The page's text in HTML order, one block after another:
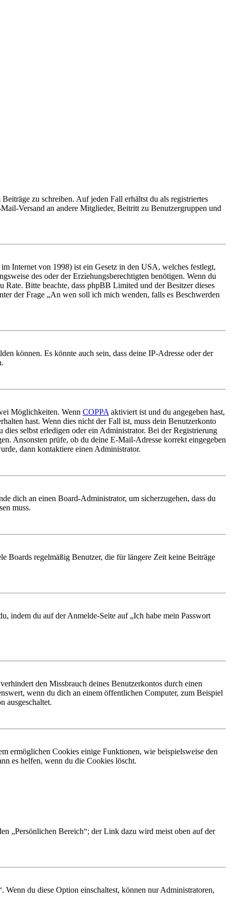
zu schreiben. Auf jeden Fall erhältst du als registriertes
Versand an andere Mitglieder, Beitritt zu Benutzergruppen und
Internet von 1998) ist ein Gesetz in den USA, welches festlegt,
des oder der Erziehungsberechtigten benötigen. Wenn du
Bitte beachte, dass phpBB Limited und der Besitzer dieses
der Frage „An wen soll ich mich wenden, falls es Beschwerden
können. Es könnte auch sein, dass deine IP-Adresse oder der
Möglichkeiten. Wenn COPPA aktiviert ist und du angegeben hast,
hast. Wenn dies nicht der Fall ist, muss dein Benutzerkonto
selbst erledigen oder ein Administrator. Bei der Registrierung
Ansonsten prüfe, ob du deine E-Mail-Adresse korrekt eingegeben
dann kontaktiere einen Administrator.
dich an einen Board-Administrator, um sicherzugehen, dass du
muss.
Boards regelmäßig Benutzer, die für längere Zeit keine Beiträge
indem du auf der Anmelde-Seite auf „Ich habe mein Passwort
den Missbrauch deines Benutzerkontos durch einen
wenn du dich an einem öffentlichen Computer, zum Beispiel
ausgeschaltet.
ermöglichen Cookies einige Funktionen, wie beispielsweise den
es helfen, wenn du die Cookies löscht.
„Persönlichen Bereich“; der Link dazu wird meist oben auf der
du diese Option einschaltest, können nur Administratoren,